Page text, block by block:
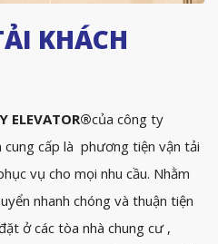
KHÁCH
ELEVATOR®của công ty
cấp là phương tiện vận tải
vụ cho mọi nhu cầu. Nhằm
nhanh chóng và thuận tiện
ở các tòa nhà chung cư ,